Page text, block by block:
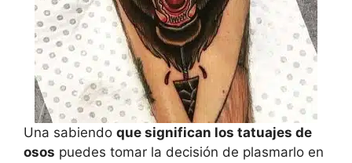
Una sabiendo que significan los tatuajes de
osos puedes tomar la decisión de plasmarlo en